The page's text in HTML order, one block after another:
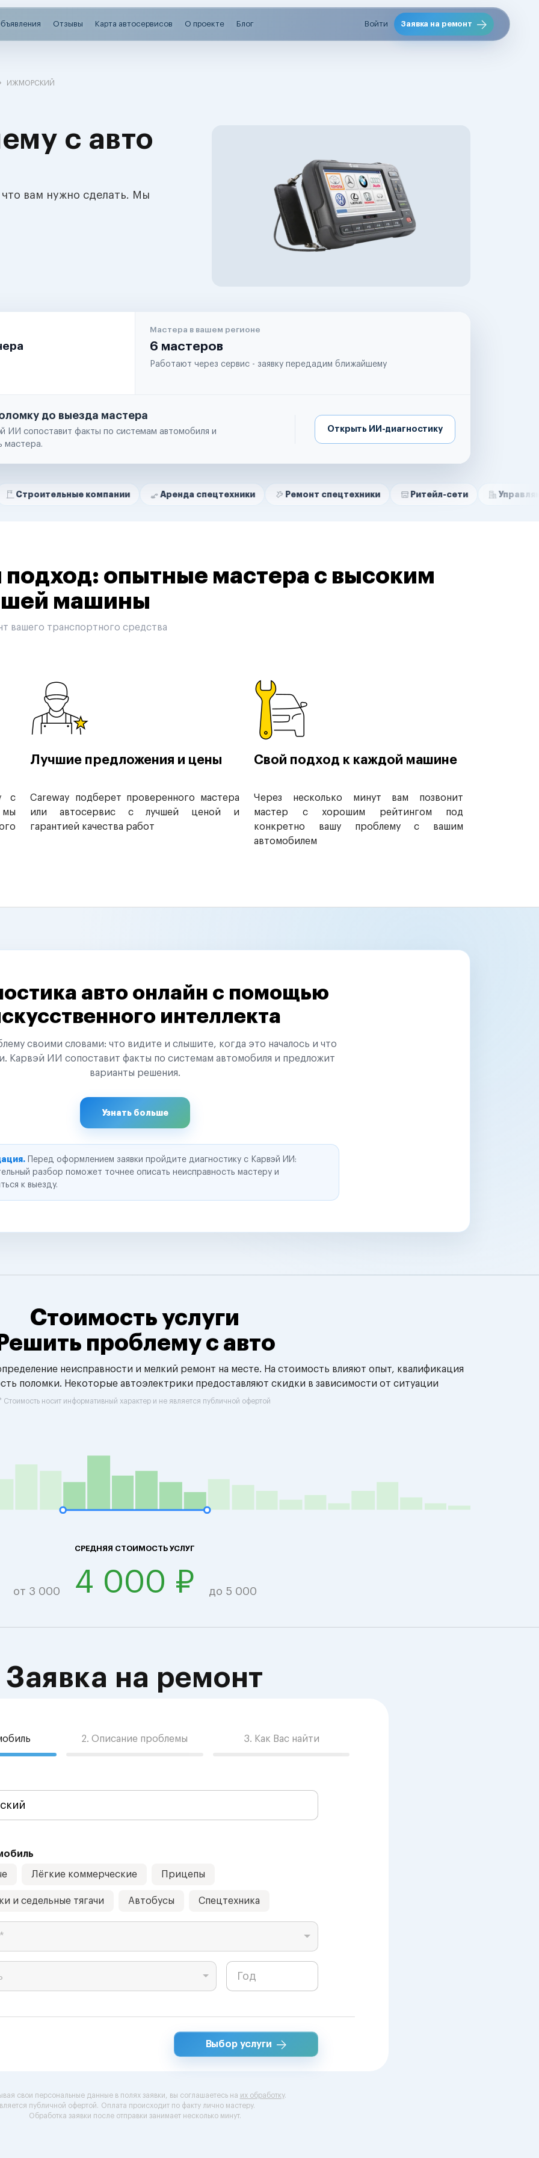
Отзывы Карта автосервисов О проекте Блог Войти Заявка на ремонт
ИЖМОРСКИЙ
с авто
вам нужно сделать. Мы
Мастера в вашем регионе
6 мастеров
Работают через сервис - заявку передадим ближайшему
до выезда мастера
ИИ сопоставит факты по системам автомобиля и
мастера.
Открыть ИИ-диагностику
компании Аренда спецтехники Ремонт спецтехники Ритейл-сети Управляющие
опытные мастера с высоким
машины
вашего транспортного средства
с
мы
Лучшие предложения и цены
Careway подберет проверенного мастера
или автосервис с лучшей ценой и
гарантией качества работ
Свой подход к каждой машине
Через несколько минут вам позвонит
мастер с хорошим рейтингом под
конкретно вашу проблему с вашим
автомобилем
авто онлайн с помощью
интеллекта
своими словами: что видите и слышите, когда это началось и что
Карвэй ИИ сопоставит факты по системам автомобиля и предложит
варианты решения.
Узнать больше
Перед оформлением заявки пройдите диагностику с Карвэй ИИ:
разбор поможет точнее описать неисправность мастеру и
к выезду.
Стоимость услуги
Решить проблему с авто
неисправности и мелкий ремонт на месте. На стоимость влияют опыт, квалификация
поломки. Некоторые автоэлектрики предоставляют скидки в зависимости от ситуации
Стоимость носит информативный характер и не является публичной офертой
СРЕДНЯЯ СТОИМОСТЬ УСЛУГ
от 3 000 4 000 ₽ до 5 000
Заявка на ремонт
2. Описание проблемы 3. Как Вас найти
Лёгкие коммерческие Прицепы
и седельные тягачи Автобусы Спецтехника
Выбор услуги
свои персональные данные в полях заявки, вы соглашаетесь на их обработку.
публичной офертой. Оплата происходит по факту лично мастеру.
Обработка заявки после отправки занимает несколько минут.